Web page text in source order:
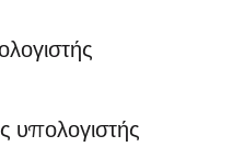
υπολογιστής